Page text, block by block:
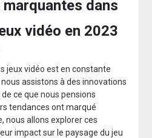
dans
vidéo en 2023
jeux vidéo est en constante
assistons à des innovations
ce que nous pensions
tendances ont marqué
nous allons explorer ces
impact sur le paysage du jeu